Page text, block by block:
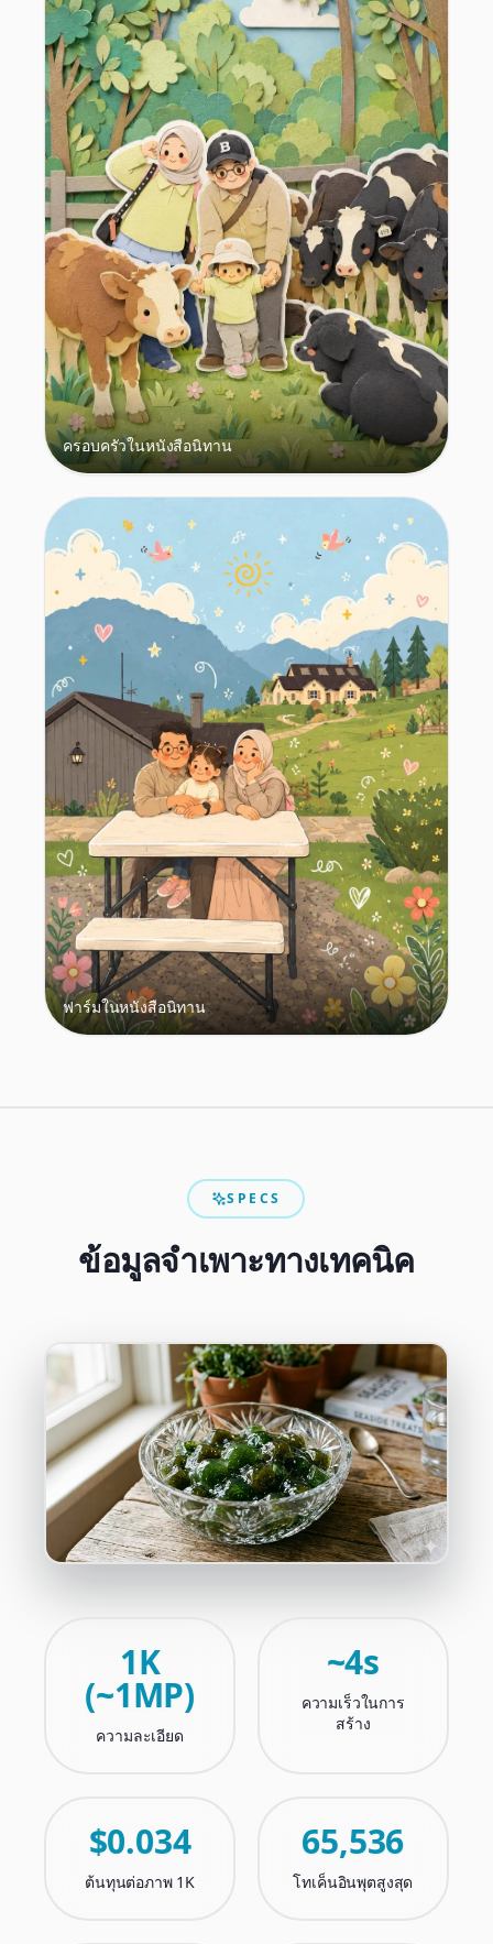
ครอบครัวในหนังสือนิทาน
ฟาร์มในหนังสือนิทาน
SPECS
ข้อมูลจำเพาะทางเทคนิค
1K
(~1MP)
ความละเอียด
~4s
ความเร็วในการ
สร้าง
$0.034
ต้นทุนต่อภาพ 1K
65,536
โทเค็นอินพุตสูงสุด